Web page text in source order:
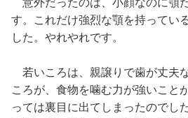
意外だったのは、小顔なのに顎
す。これだけ強烈な顎を持ってい
した。やれやれです。
若いころは、親譲りで歯が丈夫
ころが、食物を噛む力が強いこと
っては裏目に出てしまったのでし